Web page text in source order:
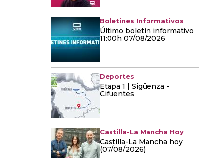
Boletines Informativos
Último boletín informativo
11:00h 07/08/2026
Deportes
Etapa 1 | Sigüenza -
Cifuentes
Castilla-La Mancha Hoy
Castilla-La Mancha hoy
(07/08/2026)